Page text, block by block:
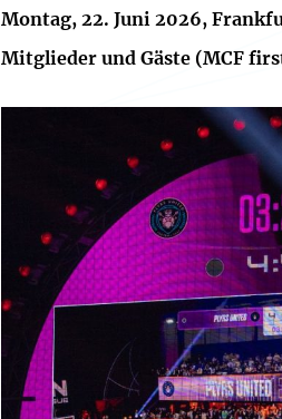
Montag, 22. Juni 2026,
Mitglieder und Gäste (MCF